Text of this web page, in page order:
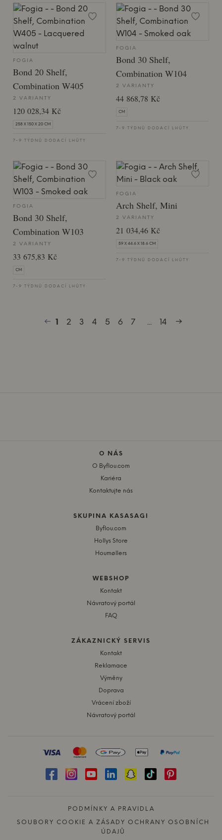
FOGIA
Bond 20 Shelf,
Combination W405
2 VARIANTY
120 028,34 Kč
258 X 150 X 20 CM
7-9 TÝDNŮ DODACÍ LHŮTY
FOGIA
Bond 30 Shelf,
Combination W104
2 VARIANTY
44 868,78 Kč
CM
7-9 TÝDNŮ DODACÍ LHŮTY
FOGIA
Bond 30 Shelf,
Combination W103
2 VARIANTY
33 675,83 Kč
CM
7-9 TÝDNŮ DODACÍ LHŮTY
FOGIA
Arch Shelf, Mini
2 VARIANTY
21 034,46 Kč
59 X 44.6 X 18.6 CM
7-9 TÝDNŮ DODACÍ LHŮTY
1 2 3 4 5 6 7 ... 14
O NÁS
O Byflou.com
Kariéra
Kontaktujte nás
SKUPINA KASASAGI
Byflou.com
Hollys Store
Houmøllers
WEBSHOP
Kontakt
Návratový portál
FAQ
ZÁKAZNICKÝ SERVIS
Kontakt
Reklamace
Výměny
Doprava
Vrácení zboží
Návratový portál
PODMÍNKY A PRAVIDLA
SOUBORY COOKIE A ZÁSADY OCHRANY OSOBNÍCH
ÚDAJŮ